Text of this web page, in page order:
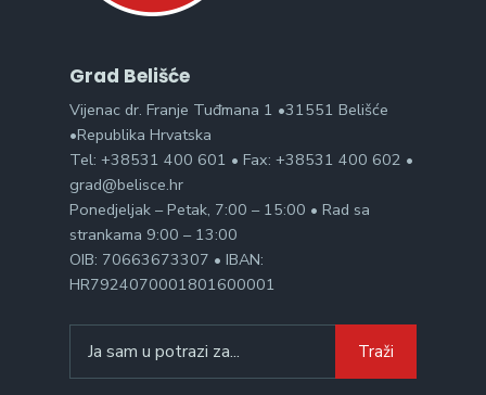
Grad Belišće
Vijenac dr. Franje Tuđmana 1 •31551 Belišće
•Republika Hrvatska
Tel: +38531 400 601 • Fax: +38531 400 602 •
grad@belisce.hr
Ponedjeljak – Petak, 7:00 – 15:00 • Rad sa
strankama 9:00 – 13:00
OIB: 70663673307 • IBAN:
HR7924070001801600001
for:
Traži